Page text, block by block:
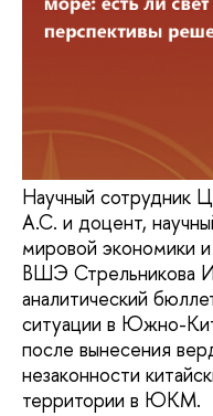
Научный
А.С. и доцент,
мировой экономики
ВШЭ Стрельникова
аналитический
ситуации в Южно-
после вынесения
незаконности
территории в ЮКМ.